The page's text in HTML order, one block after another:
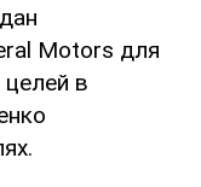
Motors для
в